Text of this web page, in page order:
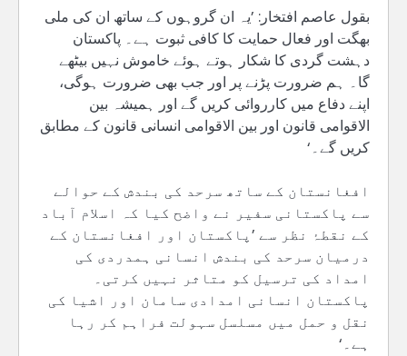
بقول عاصم افتخار: ’یہ ان گروہوں کے ساتھ ان کی ملی
بھگت اور فعال حمایت کا کافی ثبوت ہے۔ پاکستان
دہشت گردی کا شکار ہوتے ہوئے خاموش نہیں بیٹھے
گا۔ ہم ضرورت پڑنے پر اور جب بھی ضرورت ہوگی،
اپنے دفاع میں کارروائی کریں گے اور ہمیشہ بین
الاقوامی قانون اور بین الاقوامی انسانی قانون کے مطابق
کریں گے۔‘
افغانستان کے ساتھ سرحد کی بندش کے حوالے
سے پاکستانی سفیر نے واضح کیا کہ اسلام آباد
کے نقطۂ نظر سے ’پاکستان اور افغانستان کے
درمیان سرحد کی بندش انسانی ہمدردی کی
امداد کی ترسیل کو متاثر نہیں کرتی۔
پاکستان انسانی امدادی سامان اور اشیا کی
نقل و حمل میں مسلسل سہولت فراہم کر رہا
ہے۔‘